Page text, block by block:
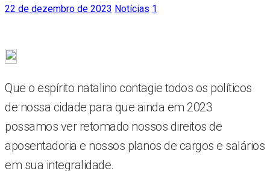
22 de dezembro de 2023 Notícias 1
Que o espírito natalino contagie todos os políticos
de nossa cidade para que ainda em 2023
possamos ver retomado nossos direitos de
aposentadoria e nossos planos de cargos e salários
em sua integralidade.